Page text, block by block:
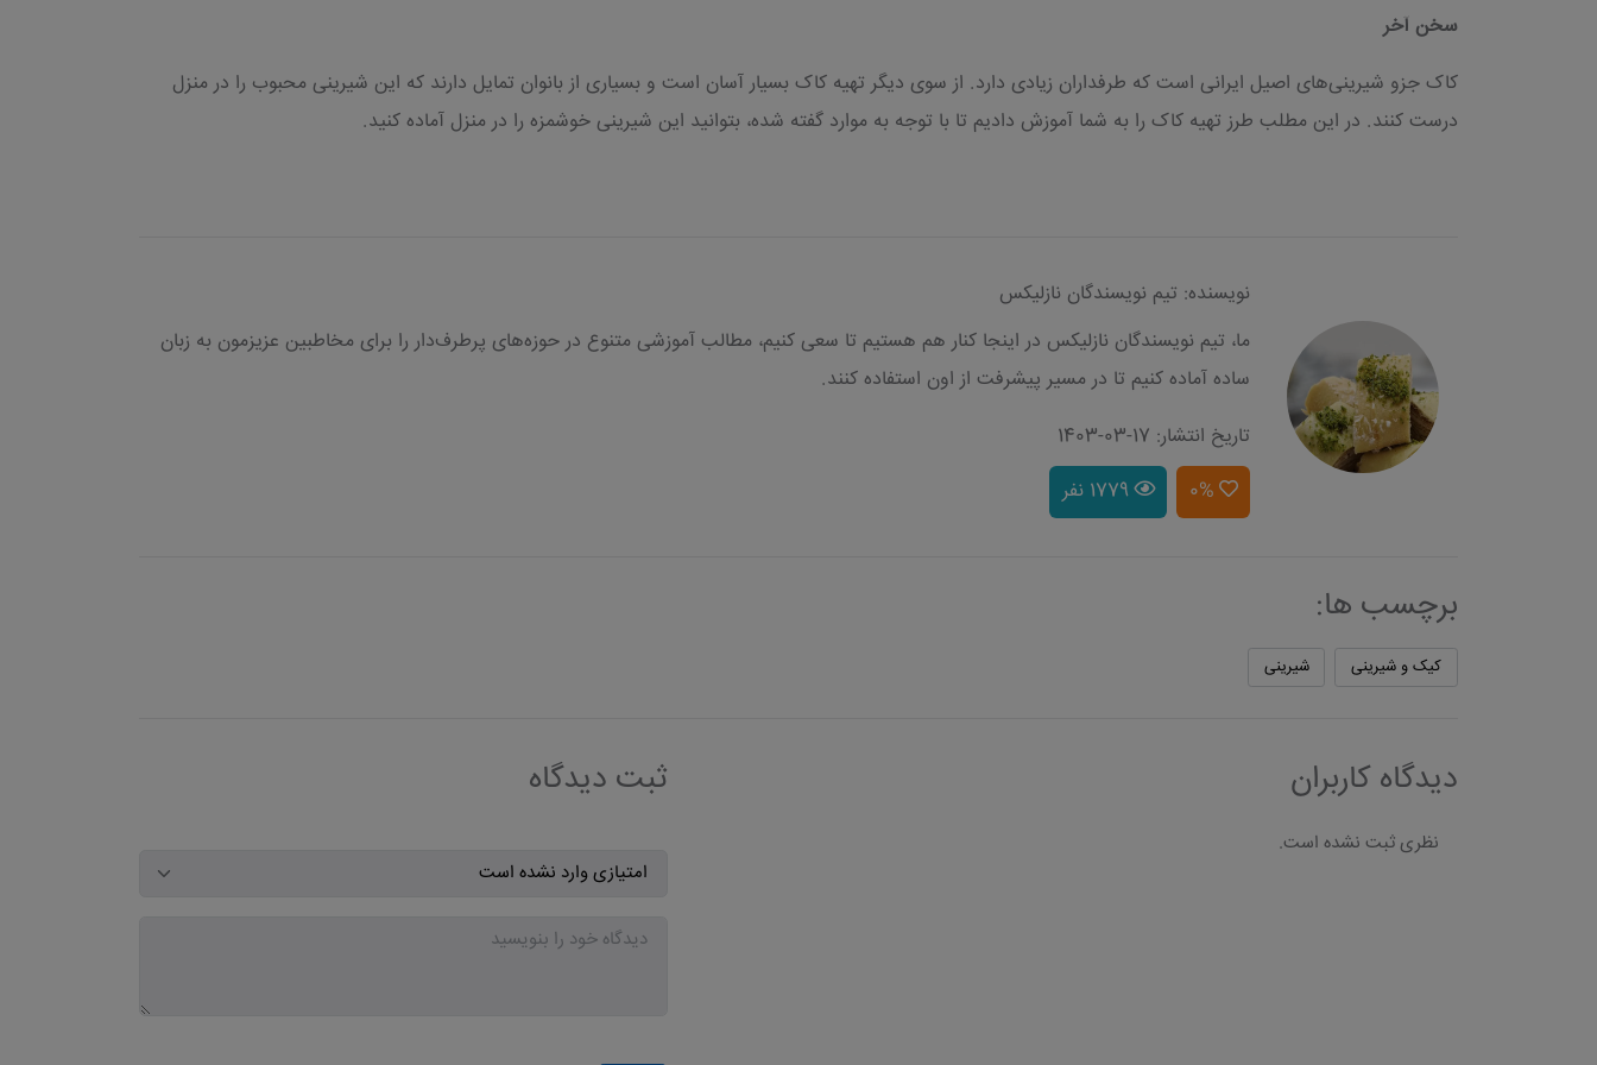
سخن آخر
کاک جزو شیرینی‌های اصیل ایرانی است که طرفداران زیادی دارد. از سوی دیگر تهیه کاک بسیار آسان است و بسیاری از بانوان تمایل دارند که این شیرینی محبوب را در منزل
درست کنند. در این مطلب طرز تهیه کاک را به شما آموزش دادیم تا با توجه به موارد گفته شده، بتوانید این شیرینی خوشمزه را در منزل آماده کنید.
نویسنده: تیم نویسندگان نازلیکس
ما، تیم نویسندگان نازلیکس در اینجا کنار هم هستیم تا سعی کنیم، مطالب آموزشی متنوع در حوزه‌های پرطرف‌دار را برای مخاطبین عزیزمون به زبان
ساده آماده کنیم تا در مسیر پیشرفت از اون استفاده کنند.
تاریخ انتشار: 17-03-1403
0%
1779 نفر
برچسب ها:
کیک و شیرینی شیرینی
دیدگاه کاربران
نظری ثبت نشده است.
ثبت دیدگاه